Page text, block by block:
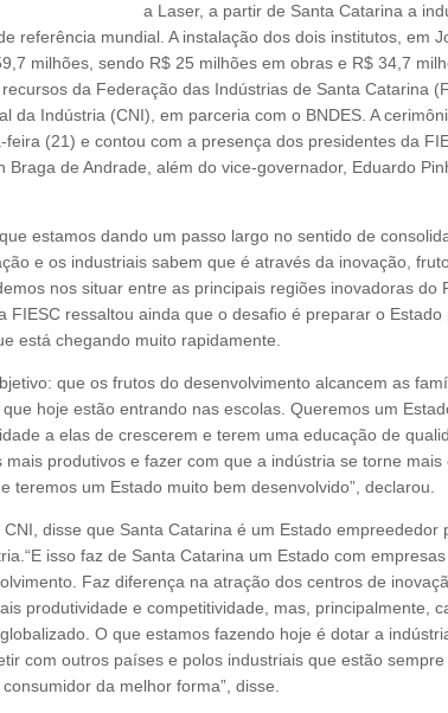
a Laser, a partir de Santa Catarina a
referência mundial. A instalação dos dois institutos, em
milhões, sendo R$ 25 milhões em obras e R$ 34,7
da Federação das Indústrias de Santa Catarina
da Indústria (CNI), em parceria com o BNDES. A
feira (21) e contou com a presença dos presidentes da
Braga de Andrade, além do vice-governador, Eduardo
estamos dando um passo largo no sentido de
e os industriais sabem que é através da inovação,
nos situar entre as principais regiões inovadoras do
FIESC ressaltou ainda que o desafio é preparar o Estado
está chegando muito rapidamente.
que os frutos do desenvolvimento alcancem as
hoje estão entrando nas escolas. Queremos um
a elas de crescerem e terem uma educação de
produtivos e fazer com que a indústria se torne mais
teremos um Estado muito bem desenvolvido”, declarou.
disse que Santa Catarina é um Estado empreededor
isso faz de Santa Catarina um Estado com
Faz diferença na atração dos centros de
produtividade e competitividade, mas, principalmente,
O que estamos fazendo hoje é dotar a
com outros países e polos industriais que estão
da melhor forma”, disse.